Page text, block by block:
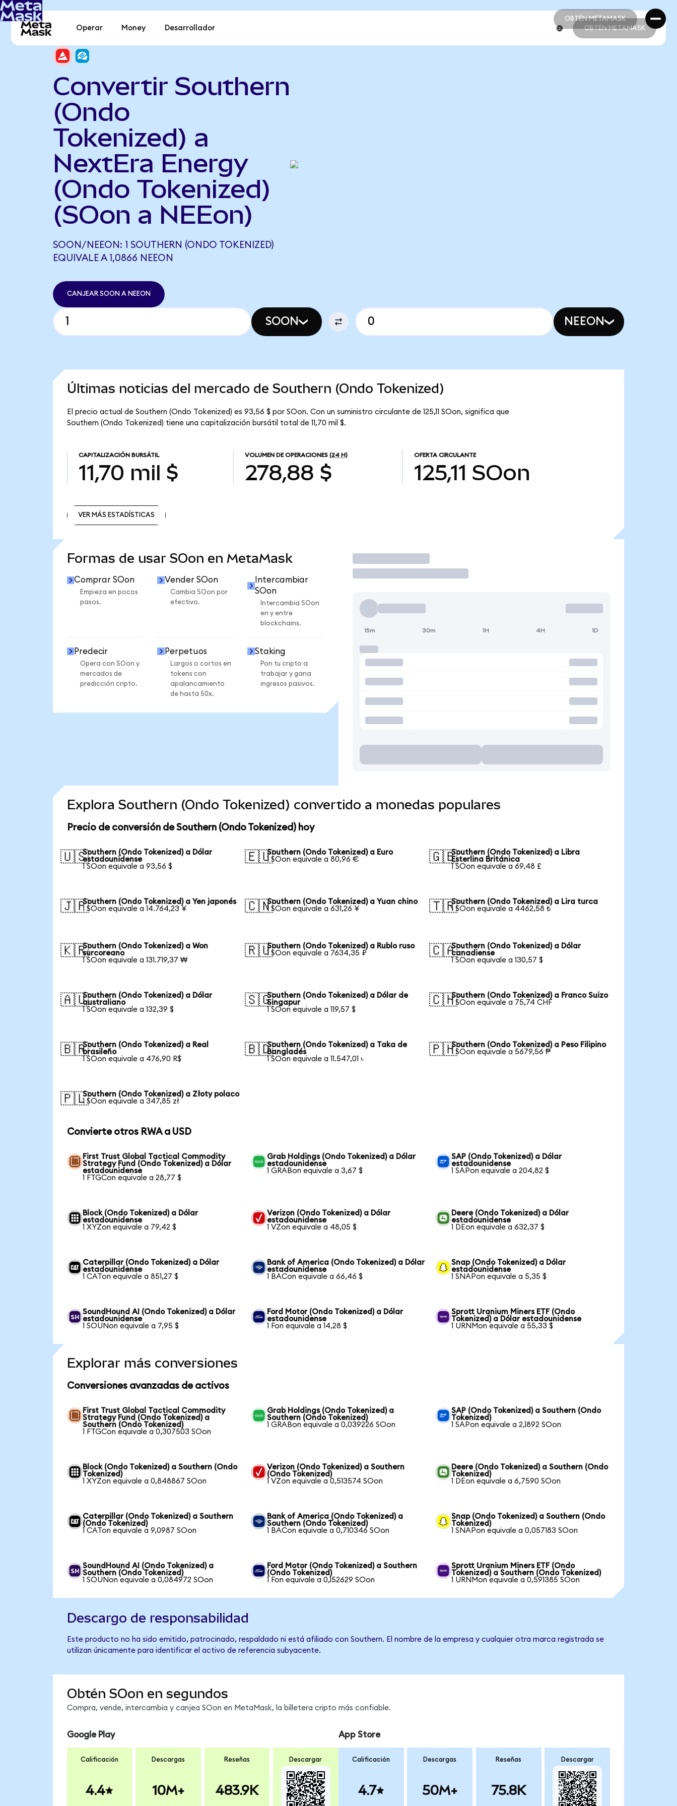
OBTÉN METAMASK
OBTÉN METAMASK
Operar Money Desarrollador OBTÉN METAMASK
Convertir Southern
(Ondo
Tokenized) a
NextEra Energy
(Ondo Tokenized)
(SOon a NEEon)
SOON/NEEON: 1 SOUTHERN (ONDO TOKENIZED)
EQUIVALE A 1,0866 NEEON
CANJEAR SOON A NEEON
SOON NEEON
Últimas noticias del mercado de Southern (Ondo Tokenized)
El precio actual de Southern (Ondo Tokenized) es 93,56 $ por SOon. Con un suministro circulante de 125,11 SOon, significa que
Southern (Ondo Tokenized) tiene una capitalización bursátil total de 11,70 mil $.
CAPITALIZACIÓN BURSÁTIL
11,70 mil $
VOLUMEN DE OPERACIONES (24 H)
278,88 $
OFERTA CIRCULANTE
125,11 SOon
VER MÁS ESTADÍSTICAS
Formas de usar SOon en MetaMask
Comprar SOon
Empieza en pocos
pasos.
Vender SOon
Cambia SOon por
efectivo.
Intercambiar
SOon
Intercambia SOon
en y entre
blockchains.
Predecir
Opera con SOon y
mercados de
predicción cripto.
Perpetuos
Largos o cortos en
tokens con
apalancamiento
de hasta 50x.
Staking
Pon tu cripto a
trabajar y gana
ingresos pasivos.
Operar
15m 30m 1H 4H 1D
Explora Southern (Ondo Tokenized) convertido a monedas populares
Precio de conversión de Southern (Ondo Tokenized) hoy
🇺🇸Southern (Ondo Tokenized) a Dólar
estadounidense
1 SOon equivale a 93,56 $
🇪🇺Southern (Ondo Tokenized) a Euro
1 SOon equivale a 80,96 €
🇬🇧Southern (Ondo Tokenized) a Libra
Esterlina Británica
1 SOon equivale a 69,48 £
🇯🇵Southern (Ondo Tokenized) a Yen japonés
1 SOon equivale a 14.764,23 ¥
🇨🇳Southern (Ondo Tokenized) a Yuan chino
1 SOon equivale a 631,26 ¥
🇹🇷Southern (Ondo Tokenized) a Lira turca
1 SOon equivale a 4462,58 ₺
🇰🇷Southern (Ondo Tokenized) a Won
surcoreano
1 SOon equivale a 131.719,37 ₩
🇷🇺Southern (Ondo Tokenized) a Rublo ruso
1 SOon equivale a 7634,35 ₽
🇨🇦Southern (Ondo Tokenized) a Dólar
canadiense
1 SOon equivale a 130,57 $
🇦🇺Southern (Ondo Tokenized) a Dólar
australiano
1 SOon equivale a 132,39 $
🇸🇬Southern (Ondo Tokenized) a Dólar de
Singapur
1 SOon equivale a 119,57 $
🇨🇭Southern (Ondo Tokenized) a Franco Suizo
1 SOon equivale a 75,74 CHF
🇧🇷Southern (Ondo Tokenized) a Real
brasileño
1 SOon equivale a 476,90 R$
🇧🇩Southern (Ondo Tokenized) a Taka de
Bangladés
1 SOon equivale a 11.547,01 ৳
🇵🇭Southern (Ondo Tokenized) a Peso Filipino
1 SOon equivale a 5679,56 ₱
🇵🇱Southern (Ondo Tokenized) a Złoty polaco
1 SOon equivale a 347,85 zł
Convierte otros RWA a USD
First Trust Global Tactical Commodity
Strategy Fund (Ondo Tokenized) a Dólar
estadounidense
1 FTGCon equivale a 28,77 $
Grab Holdings (Ondo Tokenized) a Dólar
estadounidense
1 GRABon equivale a 3,67 $
SAP (Ondo Tokenized) a Dólar
estadounidense
1 SAPon equivale a 204,82 $
Block (Ondo Tokenized) a Dólar
estadounidense
1 XYZon equivale a 79,42 $
Verizon (Ondo Tokenized) a Dólar
estadounidense
1 VZon equivale a 48,05 $
Deere (Ondo Tokenized) a Dólar
estadounidense
1 DEon equivale a 632,37 $
Caterpillar (Ondo Tokenized) a Dólar
estadounidense
1 CATon equivale a 851,27 $
Bank of America (Ondo Tokenized) a Dólar
estadounidense
1 BACon equivale a 66,46 $
Snap (Ondo Tokenized) a Dólar
estadounidense
1 SNAPon equivale a 5,35 $
SoundHound AI (Ondo Tokenized) a Dólar
estadounidense
1 SOUNon equivale a 7,95 $
Ford Motor (Ondo Tokenized) a Dólar
estadounidense
1 Fon equivale a 14,28 $
Sprott Uranium Miners ETF (Ondo
Tokenized) a Dólar estadounidense
1 URNMon equivale a 55,33 $
Explorar más conversiones
Conversiones avanzadas de activos
First Trust Global Tactical Commodity
Strategy Fund (Ondo Tokenized) a
Southern (Ondo Tokenized)
1 FTGCon equivale a 0,307503 SOon
Grab Holdings (Ondo Tokenized) a
Southern (Ondo Tokenized)
1 GRABon equivale a 0,039226 SOon
SAP (Ondo Tokenized) a Southern (Ondo
Tokenized)
1 SAPon equivale a 2,1892 SOon
Block (Ondo Tokenized) a Southern (Ondo
Tokenized)
1 XYZon equivale a 0,848867 SOon
Verizon (Ondo Tokenized) a Southern
(Ondo Tokenized)
1 VZon equivale a 0,513574 SOon
Deere (Ondo Tokenized) a Southern (Ondo
Tokenized)
1 DEon equivale a 6,7590 SOon
Caterpillar (Ondo Tokenized) a Southern
(Ondo Tokenized)
1 CATon equivale a 9,0987 SOon
Bank of America (Ondo Tokenized) a
Southern (Ondo Tokenized)
1 BACon equivale a 0,710346 SOon
Snap (Ondo Tokenized) a Southern (Ondo
Tokenized)
1 SNAPon equivale a 0,057183 SOon
SoundHound AI (Ondo Tokenized) a
Southern (Ondo Tokenized)
1 SOUNon equivale a 0,084972 SOon
Ford Motor (Ondo Tokenized) a Southern
(Ondo Tokenized)
1 Fon equivale a 0,152629 SOon
Sprott Uranium Miners ETF (Ondo
Tokenized) a Southern (Ondo Tokenized)
1 URNMon equivale a 0,591385 SOon
Descargo de responsabilidad
Este producto no ha sido emitido, patrocinado, respaldado ni está afiliado con Southern. El nombre de la empresa y cualquier otra marca registrada se
utilizan únicamente para identificar el activo de referencia subyacente.
Obtén SOon en segundos
Compra, vende, intercambia y canjea SOon en MetaMask, la billetera cripto más confiable.
Google Play
Calificación
4.4
Descargas
10M+
Reseñas
483.9K
Descargar
App Store
Calificación
4.7
Descargas
50M+
Reseñas
75.8K
Descargar